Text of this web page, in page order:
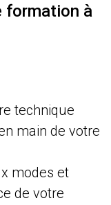
formation à
technique
main de votre
modes et
de votre